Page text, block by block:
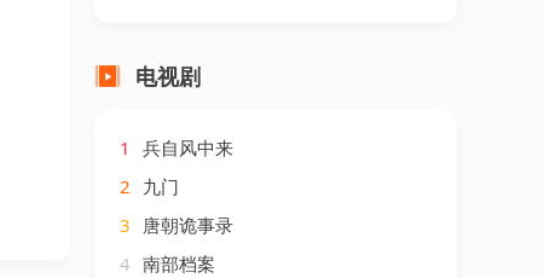
电视剧
1
兵自风中来
2 九门
3 唐朝诡事录
4 南部档案